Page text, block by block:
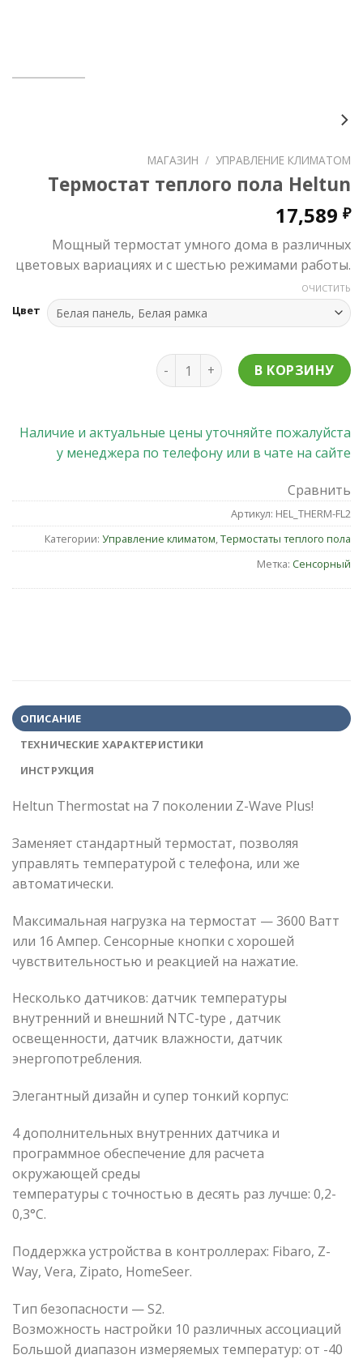
МАГАЗИН / УПРАВЛЕНИЕ КЛИМАТОМ
Термостат теплого пола Heltun
17,589 ₽
Мощный термостат умного дома в различных
цветовых вариациях и с шестью режимами работы.
Цвет
ОЧИСТИТЬ
Количество товара Термостат
В КОРЗИНУ
Наличие и актуальные цены уточняйте пожалуйста
у менеджера по телефону или в чате на сайте
Сравнить
Артикул: HEL_THERM-FL2
Категории: Управление климатом,Термостаты теплого пола
Метка: Сенсорный
ОПИСАНИЕ
ТЕХНИЧЕСКИЕ ХАРАКТЕРИСТИКИ
ИНСТРУКЦИЯ
Heltun Thermostat на 7 поколении Z-Wave Plus!
Заменяет стандартный термостат, позволяя
управлять температурой с телефона, или же
автоматически.
Максимальная нагрузка на термостат — 3600 Ватт
или 16 Ампер. Сенсорные кнопки с хорошей
чувствительностью и реакцией на нажатие.
Несколько датчиков: датчик температуры
внутренний и внешний NTC-type , датчик
освещенности, датчик влажности, датчик
энергопотребления.
Элегантный дизайн и супер тонкий корпус:
4 дополнительных внутренних датчика и
программное обеспечение для расчета
окружающей среды
температуры с точностью в десять раз лучше: 0,2-
0,3°C.
Поддержка устройства в контроллерах: Fibaro, Z-
Way, Vera, Zipato, HomeSeer.
Тип безопасности — S2.
Возможность настройки 10 различных ассоциаций
Большой диапазон измеряемых температур: от -40